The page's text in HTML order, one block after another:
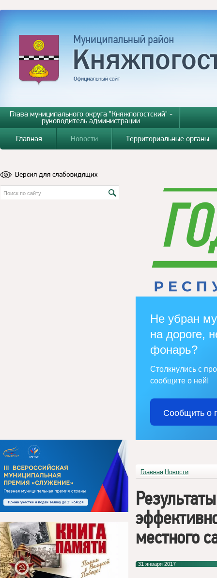
Глава муниципального округа "Княжпогостский" -
руководитель администрации
Главная
Новости Территориальные органы
Версия для слабовидящих
Не убран
на дороге,
фонарь?
Столкнулись с
сообщите о ней!
Сообщить о
Главная Новости
местного
31 января 2017